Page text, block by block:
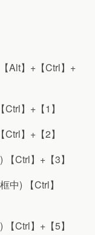
Alt】+【Ctrl】+
】+【1】
】+【2】
Ctrl】+【3】
) 【Ctrl】
Ctrl】+【5】